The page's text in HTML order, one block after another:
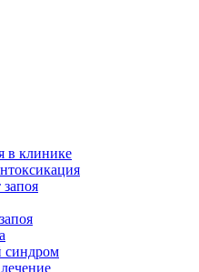
в клинике
синдром